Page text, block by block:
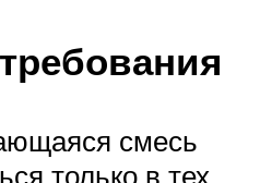
смесь
только в тех